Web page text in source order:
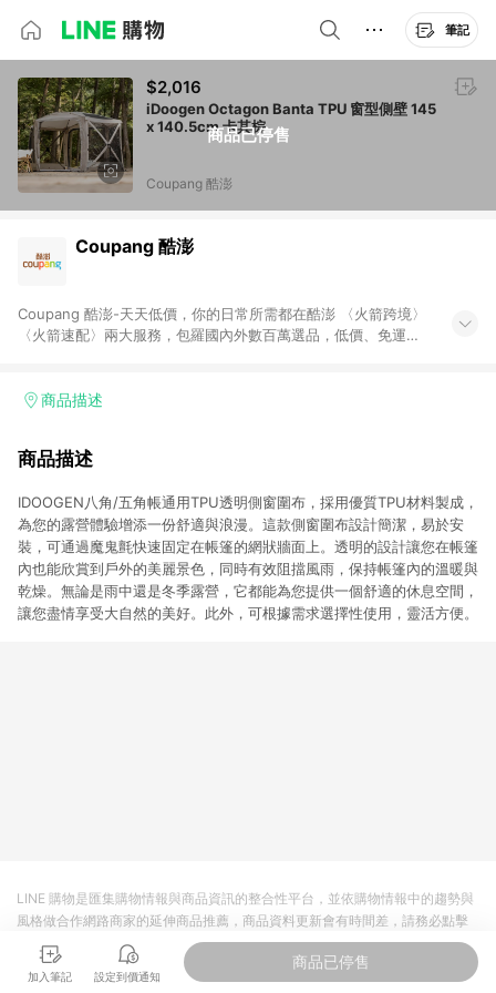
筆記
商品已停售
$2,016
iDoogen Octagon Banta TPU 窗型側壁 145
x 140.5cm 卡其棕
Coupang 酷澎
Coupang 酷澎
Coupang 酷澎-天天低價，你的日常所需都在酷澎 〈火箭跨境〉
〈火箭速配〉兩大服務，包羅國內外數百萬選品，低價、免運，
加入WOW會員告別湊免運，火箭速配、火箭跨境優質選品不限金
商品描述
商品描述
IDOOGEN八角/五角帳通用TPU透明側窗圍布，採用優質TPU材料製成，
為您的露營體驗增添一份舒適與浪漫。這款側窗圍布設計簡潔，易於安
裝，可通過魔鬼氈快速固定在帳篷的網狀牆面上。透明的設計讓您在帳篷
內也能欣賞到戶外的美麗景色，同時有效阻擋風雨，保持帳篷內的溫暖與
乾燥。無論是雨中還是冬季露營，它都能為您提供一個舒適的休息空間，
讓您盡情享受大自然的美好。此外，可根據需求選擇性使用，靈活方便。
加入筆記 設定到價通知
商品已停售
LINE 購物是匯集購物情報與商品資訊的整合性平台，並依購物情報中的趨勢與
風格做合作網路商家的延伸商品推薦，商品資料更新會有時間差，請務必點擊
商品至各合作網路商家，確認現售價與購物條件，一切資訊以合作廠商網頁為
準。